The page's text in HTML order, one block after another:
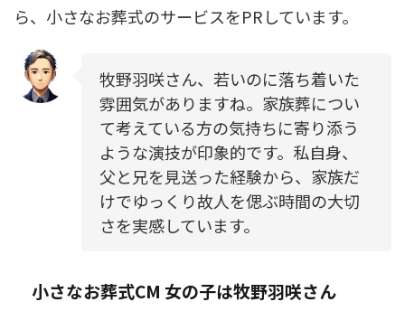
ら、小さなお葬式のサービスをPRしています。
牧野羽咲さん、若いのに落ち着いた
雰囲気がありますね。家族葬につい
て考えている方の気持ちに寄り添う
ような演技が印象的です。私自身、
父と兄を見送った経験から、家族だ
けでゆっくり故人を偲ぶ時間の大切
さを実感しています。
小さなお葬式CM 女の子は牧野羽咲さん